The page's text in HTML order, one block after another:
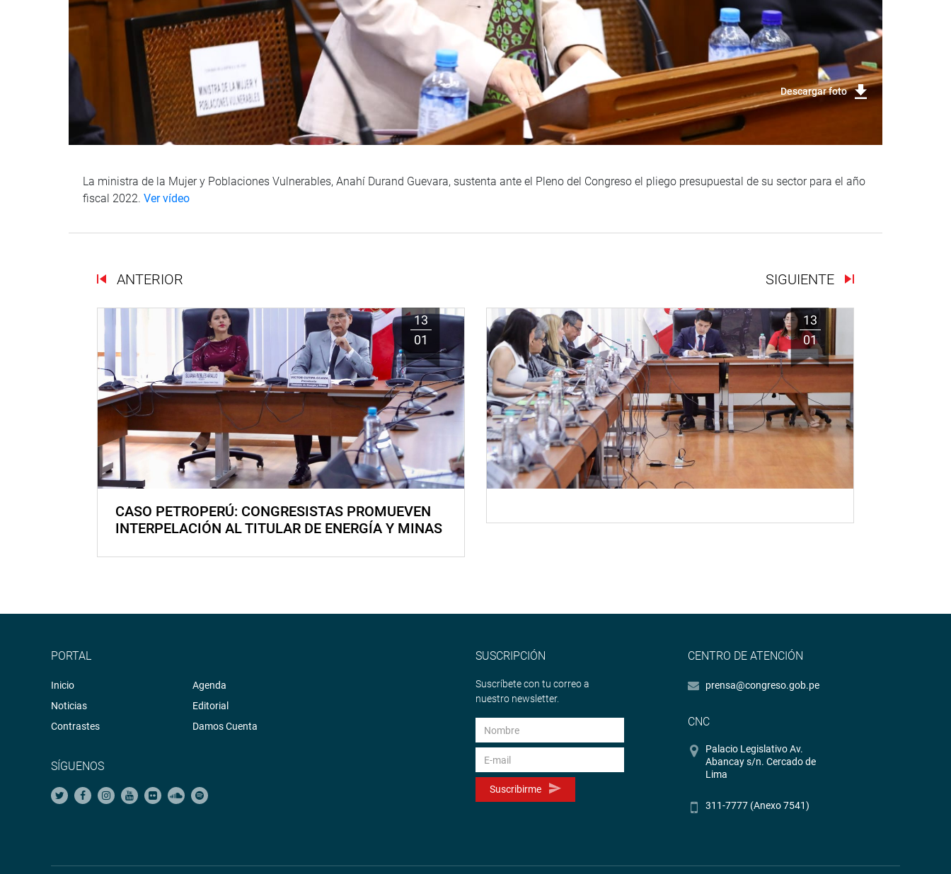
Descargar foto
La ministra de la Mujer y Poblaciones Vulnerables, Anahí Durand Guevara, sustenta ante el Pleno del Congreso el pliego presupuestal de su sector para el año
fiscal 2022. Ver vídeo
ANTERIOR SIGUIENTE
13
01
CASO PETROPERÚ: CONGRESISTAS PROMUEVEN
INTERPELACIÓN AL TITULAR DE ENERGÍA Y MINAS
13
01
PORTAL
Inicio
Noticias
Contrastes
Agenda
Editorial
Damos Cuenta
SÍGUENOS
SUSCRIPCIÓN
Suscríbete con tu correo a
nuestro newsletter.
Suscribirme
CENTRO DE ATENCIÓN
prensa@congreso.gob.pe
CNC
Palacio Legislativo Av.
Abancay s/n. Cercado de
Lima
311-7777 (Anexo 7541)